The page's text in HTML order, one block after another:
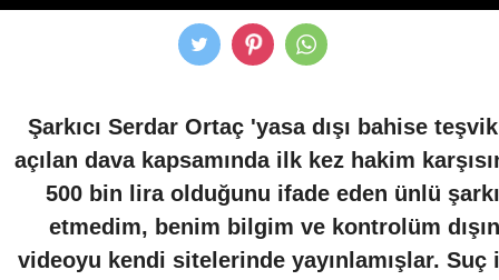
Şarkıcı Serdar Ortaç 'yasa dışı bahise
açılan dava kapsamında ilk kez hakim
500 bin lira olduğunu ifade eden ünlü
etmedim, benim bilgim ve kontrolüm
videoyu kendi sitelerinde yayınlamışlar.